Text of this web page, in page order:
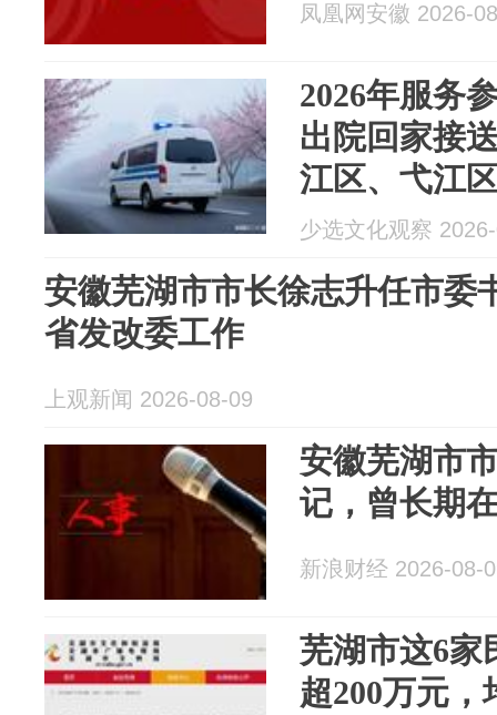
凤凰网安徽 2026-
2026年服务
出院回家接
江区、弋江
择清单
少选文化观察
安徽芜湖市市长徐志升任市委
省发改委工作
上观新闻 2026-08-09
安徽芜湖市
记，曾长期
新浪财经 2026-08-
芜湖市这6家
超200万元